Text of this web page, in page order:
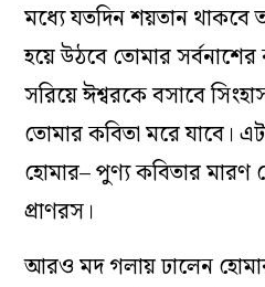
মধ্যে যতদিন শয়তান থাকবে
হয়ে উঠবে তোমার সর্বনাশের
সরিয়ে ঈশ্বরকে বসাবে
তোমার কবিতা মরে যাবে।
হোমার– পুণ্য কবিতার
প্রাণরস।
আরও মদ গলায় ঢালেন